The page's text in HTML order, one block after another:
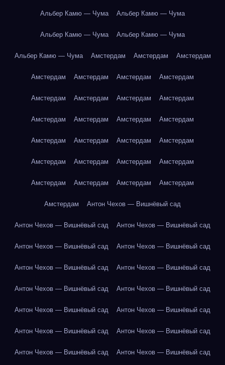
Альбер Камю — Чума Альбер Камю — Чума
Альбер Камю — Чума Альбер Камю — Чума
Альбер Камю — Чума Амстердам Амстердам Амстердам
Амстердам Амстердам Амстердам Амстердам
Амстердам Амстердам Амстердам Амстердам
Амстердам Амстердам Амстердам Амстердам
Амстердам Амстердам Амстердам Амстердам
Амстердам Амстердам Амстердам Амстердам
Амстердам Амстердам Амстердам Амстердам
Амстердам Антон Чехов — Вишнёвый сад
Антон Чехов — Вишнёвый сад Антон Чехов — Вишнёвый сад
Антон Чехов — Вишнёвый сад Антон Чехов — Вишнёвый сад
Антон Чехов — Вишнёвый сад Антон Чехов — Вишнёвый сад
Антон Чехов — Вишнёвый сад Антон Чехов — Вишнёвый сад
Антон Чехов — Вишнёвый сад Антон Чехов — Вишнёвый сад
Антон Чехов — Вишнёвый сад Антон Чехов — Вишнёвый сад
Антон Чехов — Вишнёвый сад Антон Чехов — Вишнёвый сад